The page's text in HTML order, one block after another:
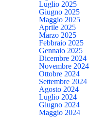
Luglio 2025
Giugno 2025
Maggio 2025
Aprile 2025
Marzo 2025
Febbraio 2025
Gennaio 2025
Dicembre 2024
Novembre 2024
Ottobre 2024
Settembre 2024
Agosto 2024
Luglio 2024
Giugno 2024
Maggio 2024